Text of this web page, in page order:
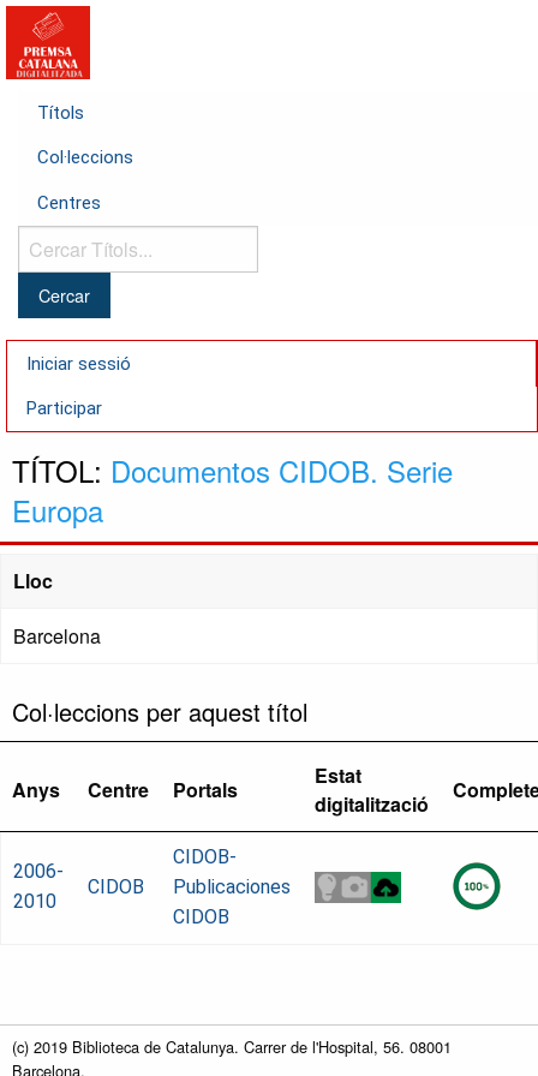
Títols
Col·leccions
Centres
Cercar
Títols...
Iniciar sessió
Participar
TÍTOL: Documentos CIDOB. Serie
Europa
Lloc
Barcelona
Col·leccions per aquest títol
Anys Centre Portals
Estat
digitalització
2006-
2010
CIDOB
CIDOB-
Publicaciones
CIDOB
(c) 2019 Biblioteca de Catalunya. Carrer de l'Hospital, 56. 08001
Barcelona.